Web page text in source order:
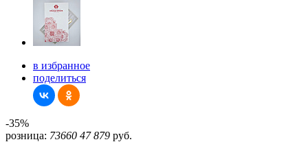
в избранное
поделиться
-35%
розница: 73660 47 879 руб.